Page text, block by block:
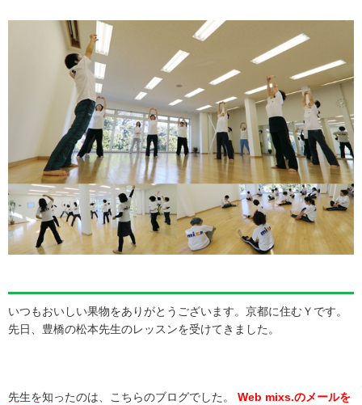
いつもおいしい果物をありがとうございます。京都に住むＹです。
先日、豊橋の松本先生のレッスンを受けてきました。
先生を知ったのは、こちらのブログでした。 Web mixs.のメールを